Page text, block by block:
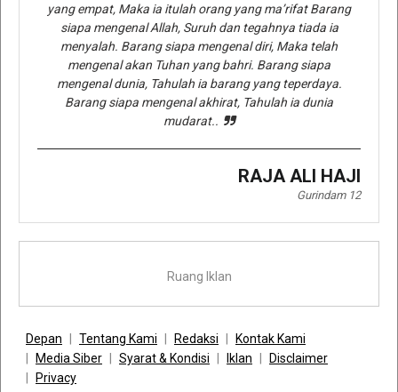
yang empat, Maka ia itulah orang yang ma’rifat Barang
siapa mengenal Allah, Suruh dan tegahnya tiada ia
menyalah. Barang siapa mengenal diri, Maka telah
mengenal akan Tuhan yang bahri. Barang siapa
mengenal dunia, Tahulah ia barang yang teperdaya.
Barang siapa mengenal akhirat, Tahulah ia dunia
mudarat..
RAJA ALI HAJI
Gurindam 12
Ruang Iklan
Depan Tentang Kami Redaksi
Kontak Kami
Media Siber
Syarat & Kondisi Iklan
Disclaimer
Privacy